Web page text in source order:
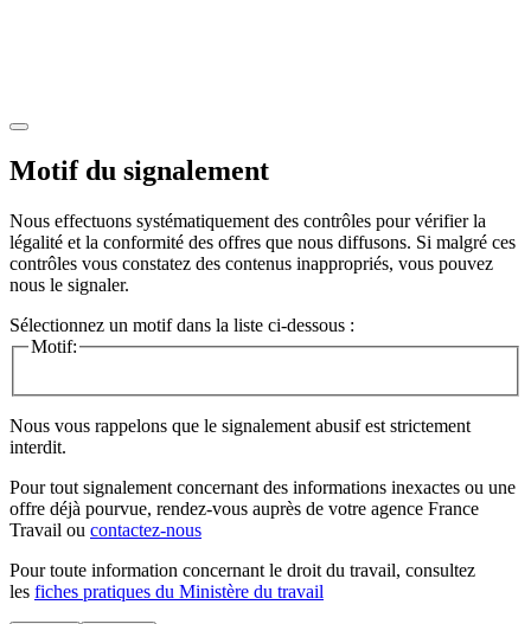
Motif du signalement
Nous effectuons systématiquement des contrôles pour vérifier la
légalité et la conformité des offres que nous diffusons. Si malgré ces
contrôles vous constatez des contenus inappropriés, vous pouvez
nous le signaler.
Sélectionnez un motif dans la liste ci-dessous :
Motif:
Nous vous rappelons que le signalement abusif est strictement
interdit.
Pour tout signalement concernant des informations inexactes ou une
offre déjà pourvue, rendez-vous auprès de votre agence France
Travail ou contactez-nous
Pour toute information concernant le droit du travail, consultez
les fiches pratiques du Ministère du travail